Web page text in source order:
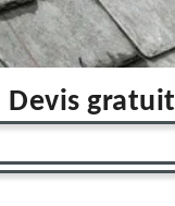
Devis gratuit